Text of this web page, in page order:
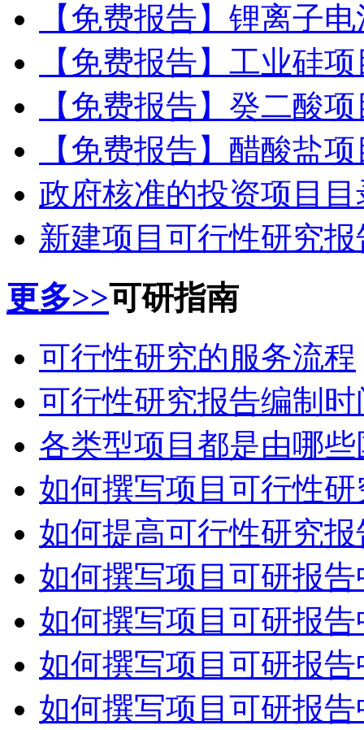
【免费报告】锂离子
【免费报告】工业硅
【免费报告】癸二酸
【免费报告】醋酸盐
政府核准的投资项目
新建项目可行性研究
更多>>可研指南
可行性研究的服务流程
可行性研究报告编制
各类型项目都是由哪
如何撰写项目可行性
如何提高可行性研究
如何撰写项目可研报告
如何撰写项目可研报告
如何撰写项目可研报
如何撰写项目可研报告